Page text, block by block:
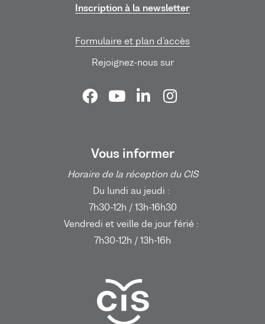
Inscription à la newsletter
Formulaire et plan d’accès
Rejoignez-nous sur
Vous informer
Horaire de la réception du CIS
Du lundi au jeudi :
7h30-12h / 13h-16h30
Vendredi et veille de jour férié :
7h30-12h / 13h-16h